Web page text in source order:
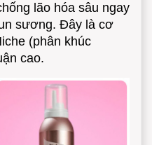
lão hóa sâu ngay
sương. Đây là cơ
(phân khúc
cao.